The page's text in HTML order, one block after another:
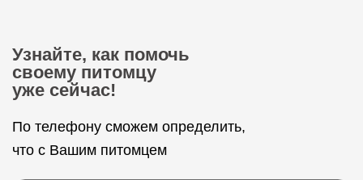
Узнайте, как помочь
своему питомцу
уже сейчас!
По телефону сможем определить,
что с Вашим питомцем